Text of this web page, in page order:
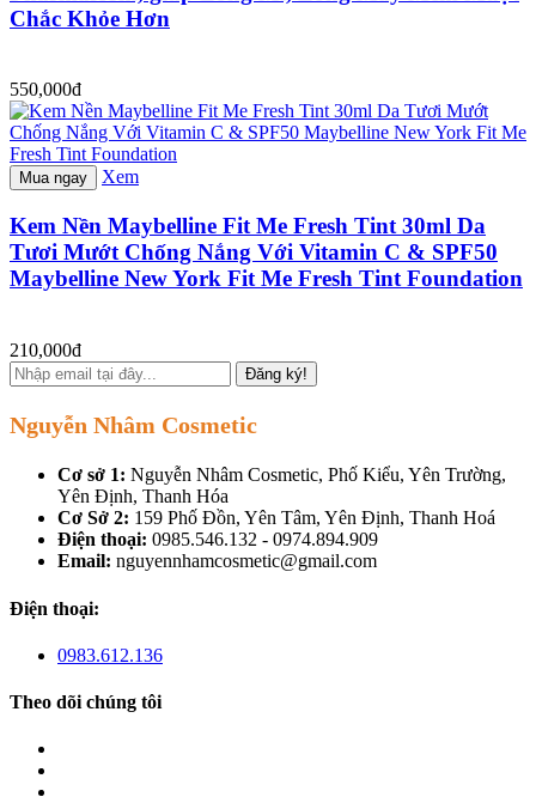
Chắc Khỏe Hơn
550,000đ
Mua ngay Xem
Kem Nền Maybelline Fit Me Fresh Tint 30ml Da
Tươi Mướt Chống Nắng Với Vitamin C & SPF50
Maybelline New York Fit Me Fresh Tint Foundation
210,000đ
Đăng ký!
Nguyễn Nhâm Cosmetic
Cơ sở 1: Nguyễn Nhâm Cosmetic, Phố Kiểu, Yên Trường,
Yên Định, Thanh Hóa
Cơ Sở 2: 159 Phố Đồn, Yên Tâm, Yên Định, Thanh Hoá
Điện thoại: 0985.546.132 - 0974.894.909
Email: nguyennhamcosmetic@gmail.com
Điện thoại:
0983.612.136
Theo dõi chúng tôi